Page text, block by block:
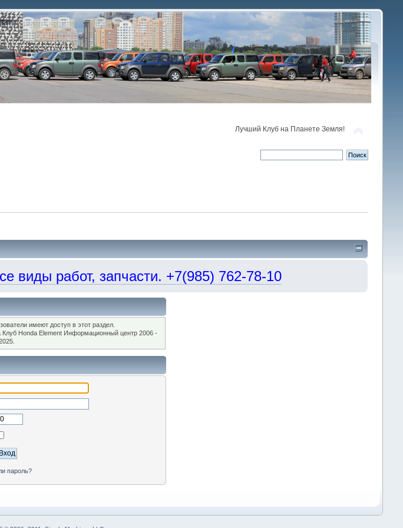
Лучший Клуб на Планете Земля!
работ, запчасти. +7(985) 762-78-10
имеют доступ в этот раздел.
Клуб Honda Element Информационный центр 2006 -
пароль?